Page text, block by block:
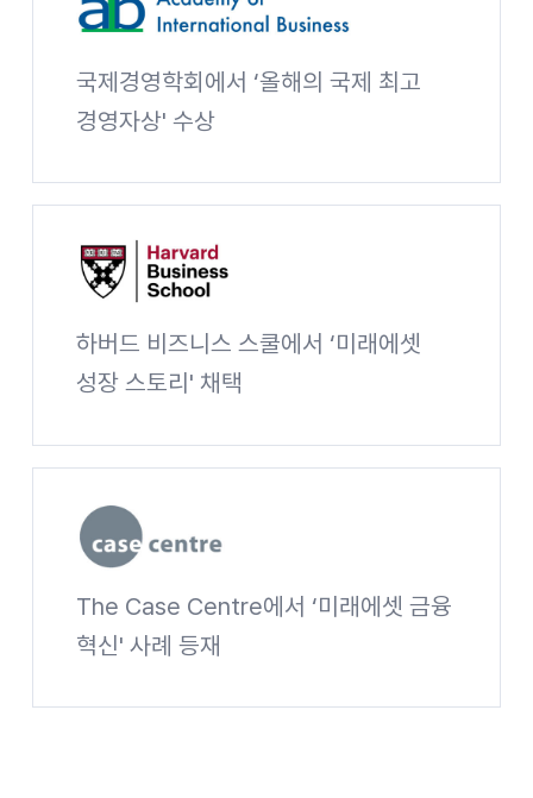
국제경영학회에서 ‘올해의 국제 최고
경영자상' 수상
하버드 비즈니스 스쿨에서 ‘미래에셋
성장 스토리' 채택
The Case Centre에서 ‘미래에셋 금융
혁신' 사례 등재